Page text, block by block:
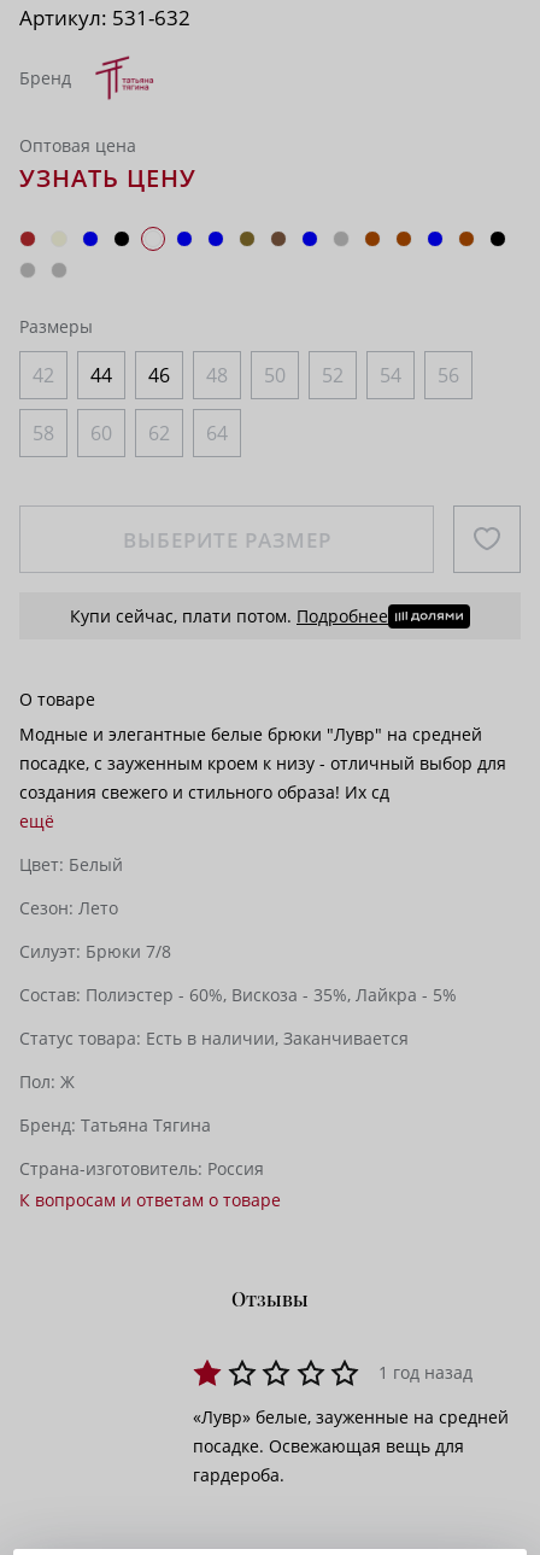
Артикул: 531-632
Бренд
Оптовая цена
УЗНАТЬ ЦЕНУ
Размеры
42 44 46 48 50 52 54 56
58 60 62 64
ВЫБЕРИТЕ РАЗМЕР
Купи сейчас, плати потом. Подробнее
О товаре
Модные и элегантные белые брюки "Лувр" на средней
посадке, с зауженным кроем к низу - отличный выбор для
создания свежего и стильного образа! Их сд
ещё
Цвет: Белый
Сезон: Лето
Силуэт: Брюки 7/8
Состав: Полиэстер - 60%, Вискоза - 35%, Лайкра - 5%
Статус товара: Есть в наличии, Заканчивается
Пол: Ж
Бренд: Татьяна Тягина
Страна-изготовитель: Россия
К вопросам и ответам о товаре
Отзывы
1 год назад
«Лувр» белые, зауженные на средней
посадке. Освежающая вещь для
гардероба.